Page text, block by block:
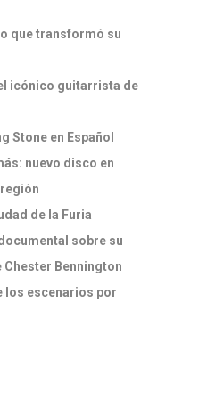
que transformó su
icónico guitarrista de
Stone en Español
nuevo disco en
de la Furia
sobre su
Bennington
los escenarios por